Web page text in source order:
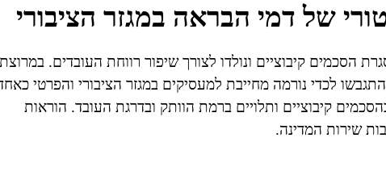
של דמי הבראה במגזר הציבורי
הסכמים קיבוציים ונולדו לצורך שיפור רווחת העובדים. במרוצת
לכדי נורמה מחייבת למעסיקים במגזר הציבורי והפרטי
קיבוציים ותלויים ברמת הוותק ובדרגת העובד. הוראות
שירות המדינה.